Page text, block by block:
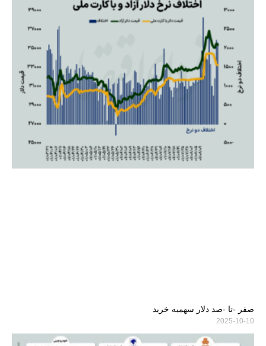
صفر -تا -صد دلار سهمیه خرید
2025-10-10